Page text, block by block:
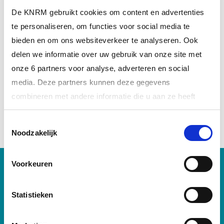
De KNRM gebruikt cookies om content en advertenties
te personaliseren, om functies voor social media te
bieden en om ons websiteverkeer te analyseren. Ook
delen we informatie over uw gebruik van onze site met
onze 6 partners voor analyse, adverteren en social
media. Deze partners kunnen deze gegevens
combineren met andere informatie die u aan ze heeft
verstrekt of die ze hebben verzameld op basis van uw
Via hetcookiestatement
op onze website kunt u uw
privacystatement
vindt u meer informatie over wie we
persoonlijke gegevens verwerken.
Noodzakelijk
Voorkeuren
Statistieken
Met jouw steun redden wij levens.
DONEER NU
DEEL DIT BERICHT
BLIJF OP DE HOOGTE VAN
ONS REDDINGWERK &